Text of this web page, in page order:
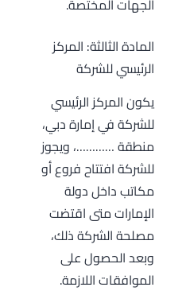
المادة الثالثة: المركز
الرئيسي للشركة
يكون المركز الرئيسي
للشركة في إمارة دبي،
منطقة …………، ويجوز
للشركة افتتاح فروع أو
مكاتب داخل دولة
الإمارات متى اقتضت
مصلحة الشركة ذلك،
وبعد الحصول على
الموافقات اللازمة.